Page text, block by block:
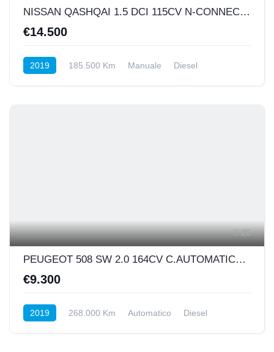
NISSAN QASHQAI 1.5 DCI 115CV N-CONNECTA MOTORE APPENA RIFATTO
€14.500
2019 185.500 Km Manuale
Diesel
26
PEUGEOT 508 SW 2.0 164CV C.AUTOMATICO ALLURE PACK
€9.300
2019 268.000 Km Automatico
Diesel